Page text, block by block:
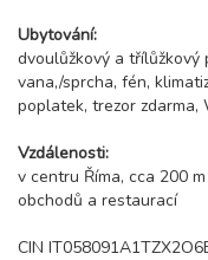
Ubytování:
dvoulůžkový a třílůžkový
vana,/sprcha, fén,
poplatek, trezor zdarma,
Vzdálenosti:
v centru Říma, cca 200
obchodů a restaurací
CIN